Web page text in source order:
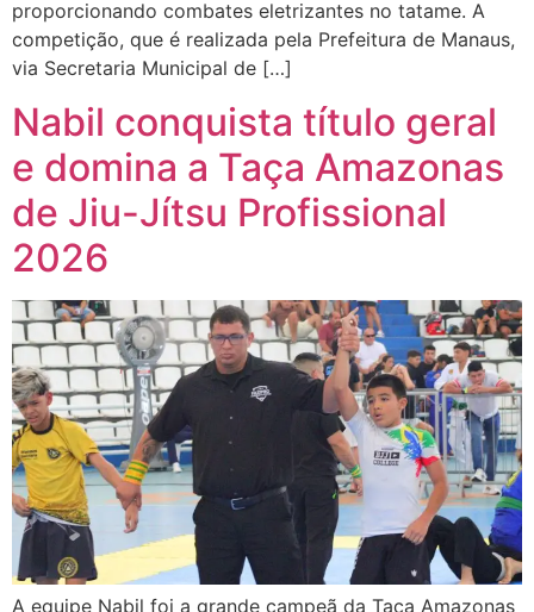
proporcionando combates eletrizantes no tatame. A
competição, que é realizada pela Prefeitura de Manaus,
via Secretaria Municipal de […]
Nabil conquista título geral
e domina a Taça Amazonas
de Jiu-Jítsu Profissional
2026
A equipe Nabil foi a grande campeã da Taça Amazonas